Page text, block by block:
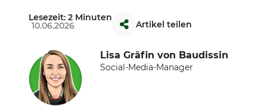
10.06.2026
Lesezeit: 2 Minuten
Artikel teilen
Lisa Gräfin von Baudissin
Social-Media-Manager